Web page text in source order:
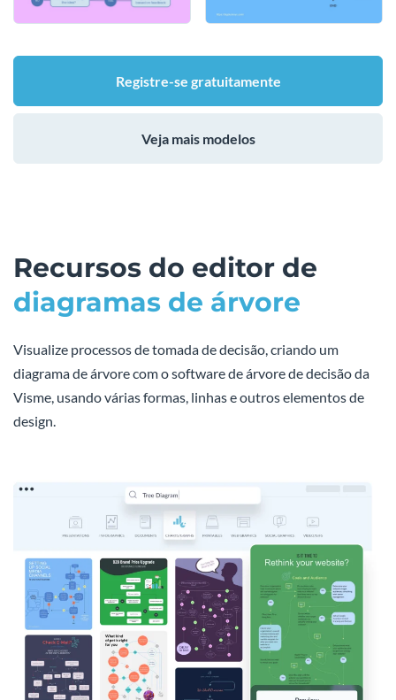
Registre-se gratuitamente
Veja mais modelos
Recursos do editor de
diagramas de árvore
Visualize processos de tomada de decisão, criando um
diagrama de árvore com o software de árvore de decisão da
Visme, usando várias formas, linhas e outros elementos de
design.